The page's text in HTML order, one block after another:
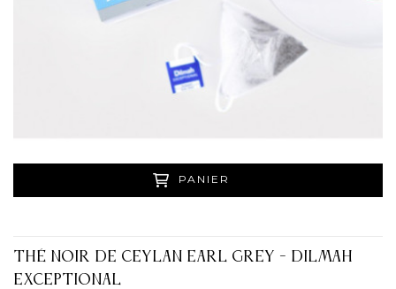
PANIER
THÉ NOIR DE CEYLAN EARL GREY - DILMAH
EXCEPTIONAL